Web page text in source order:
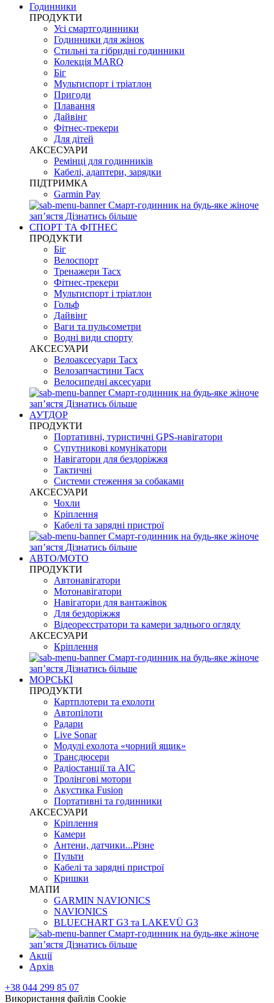
Годинники
ПРОДУКТИ
Усі смартгодинники
Годинники для жінок
Стильні та гібридні годинники
Колекція MARQ
Біг
Мультиспорт і тріатлон
Пригоди
Плавання
Дайвінг
Фітнес-трекери
Для дітей
АКСЕСУАРИ
Ремінці для годинників
Кабелі, адаптери, зарядки
ПІДТРИМКА
Garmin Pay
Смарт-годинник на будь-яке жіноче
запʼястя Дізнатись більше
СПОРТ ТА ФІТНЕС
ПРОДУКТИ
Біг
Велоспорт
Тренажери Tacx
Фітнес-трекери
Мультиспорт і тріатлон
Гольф
Дайвінг
Ваги та пульсометри
Водні види спорту
AKCЕСУАРИ
Велоаксесуари Tacx
Велозапчастини Tacx
Велосипедні аксесуари
Смарт-годинник на будь-яке жіноче
запʼястя Дізнатись більше
АУТДОР
ПРОДУКТИ
Портативні, туристичні GPS-навігатори
Супутникові комунікатори
Навігатори для бездоріжжя
Тактичні
Системи стеження за собаками
АКСЕСУАРИ
Чохли
Кріплення
Кабелі та зарядні пристрої
Смарт-годинник на будь-яке жіноче
запʼястя Дізнатись більше
АВТО/МОТО
ПРОДУКТИ
Автонавігатори
Мотонавігатори
Навігатори для вантажівок
Для бездоріжжя
Відеореєстратори та камери заднього огляду
АКСЕСУАРИ
Кріплення
Смарт-годинник на будь-яке жіноче
запʼястя Дізнатись більше
МОРСЬКІ
ПРОДУКТИ
Картплотери та ехолоти
Автопілоти
Радари
Live Sonar
Модулі ехолота «чорний ящик»
Трансдюсери
Радіостанції та АІС
Тролінгові мотори
Акустика Fusion
Портативні та годинники
АКСЕСУАРИ
Кріплення
Камери
Антени, датчики...Різне
Пульти
Кабелі та зарядні пристрої
Кришки
МАПИ
GARMIN NAVIONICS
NAVIONICS
BLUECHART G3 та LAKEVÜ G3
Смарт-годинник на будь-яке жіноче
запʼястя Дізнатись більше
Акції
Архів
+38 044 299 85 07
Використання файлів Cookie